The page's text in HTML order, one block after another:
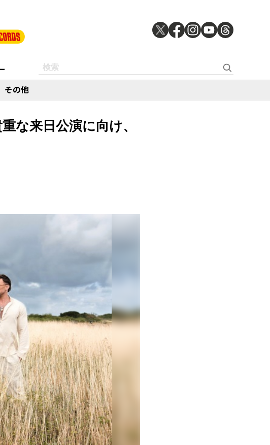
その他
な来日公演に向け、